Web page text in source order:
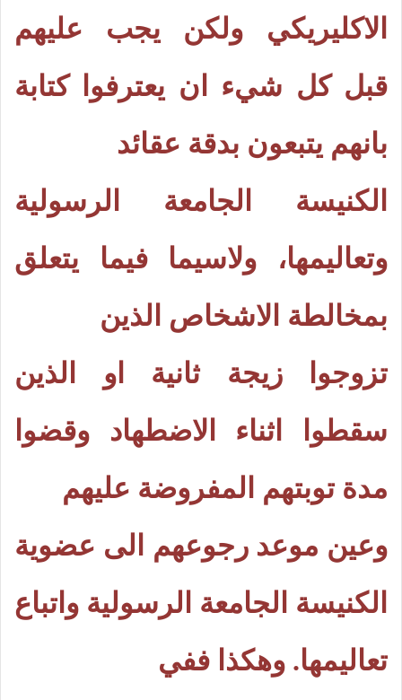
الاكليريكي ولكن يجب عليهم
قبل كل شيء ان يعترفوا كتابة
بانهم يتبعون بدقة عقائد
الكنيسة الجامعة الرسولية
وتعاليمها، ولاسيما فيما يتعلق
بمخالطة الاشخاص الذين
تزوجوا زيجة ثانية او الذين
سقطوا اثناء الاضطهاد وقضوا
مدة توبتهم المفروضة عليهم
وعين موعد رجوعهم الى عضوية
الكنيسة الجامعة الرسولية واتباع
تعاليمها. وهكذا ففي